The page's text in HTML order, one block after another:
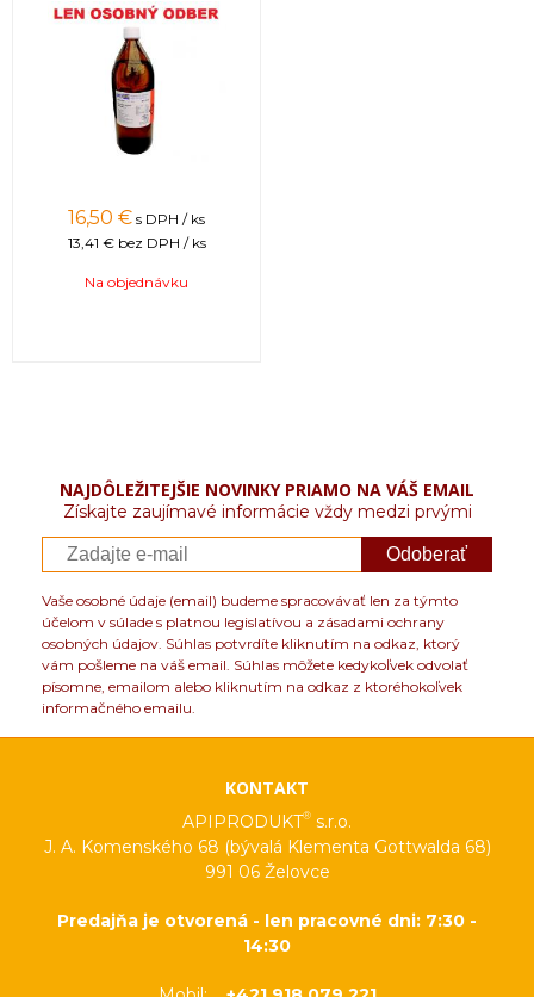
16,50 € s DPH / ks
13,41 € bez DPH / ks
Na objednávku
NAJDÔLEŽITEJŠIE NOVINKY PRIAMO NA VÁŠ EMAIL
Získajte zaujímavé informácie vždy medzi prvými
Odoberať
Vaše osobné údaje (email) budeme spracovávať len za týmto
účelom v súlade s platnou legislatívou a zásadami ochrany
osobných údajov. Súhlas potvrdíte kliknutím na odkaz, ktorý
vám pošleme na váš email. Súhlas môžete kedykoľvek odvolať
písomne, emailom alebo kliknutím na odkaz z ktoréhokoľvek
informačného emailu.
KONTAKT
APIPRODUKT® s.r.o.
J. A. Komenského 68 (bývalá Klementa Gottwalda 68)
991 06 Želovce
Predajňa je otvorená - len pracovné dni: 7:30 -
14:30